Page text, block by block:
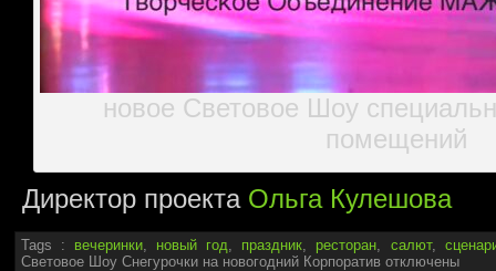
новое Световое Шоу
помещений
Директор проекта Ольга Кулешова
Tags : вечеринки, новый год, праздник, ресторан, салют,
Световое Шоу Снегурочки на новогодний Корпоратив отключены